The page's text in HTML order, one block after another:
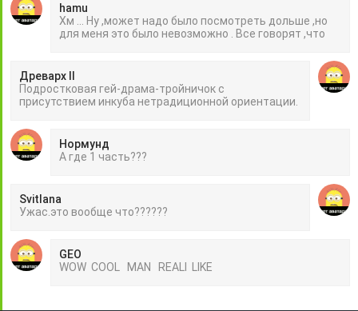
hamu
Хм ... Ну ,может надо было посмотреть дольше ,но
для меня это было невозможно . Все говорят ,что
Древарх II
Подростковая гей-драма-тройничок с
присутствием инкуба нетрадиционной ориентации.
Нормунд
А где 1 часть???
Svitlana
Ужас.это вообще что??????
GEO
WOW COOL MAN REALI LIKE